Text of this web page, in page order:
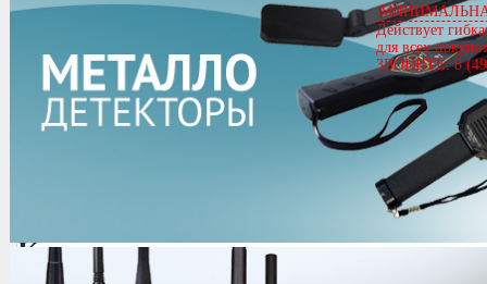
Цена
20,737.00 руб.
Кол-во
Действует
для всех
ЗВОНИТЕ: 8
Комплектация: